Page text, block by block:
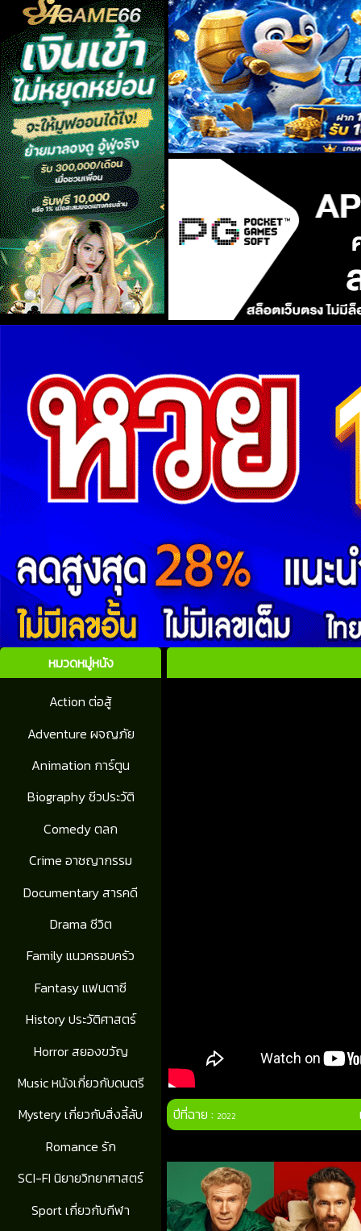
หมวดหมู่หนัง
Action ต่อสู้
Adventure ผจญภัย
Animation การ์ตูน
Biography ชีวประวัติ
Comedy ตลก
Crime อาชญากรรม
Documentary สารคดี
Drama ชีวิต
Family แนวครอบครัว
Fantasy แฟนตาซี
History ประวัติศาสตร์
Horror สยองขวัญ
Music หนังเกี่ยวกับดนตรี
Mystery เกี่ยวกับสิ่งลี้ลับ
Romance รัก
SCI-FI นิยายวิทยาศาสตร์
Sport เกี่ยวกับกีฬา
ปีที่ฉาย :2022